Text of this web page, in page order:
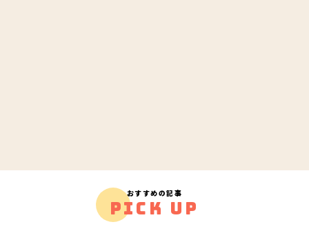
おすすめの記事
PICK UP